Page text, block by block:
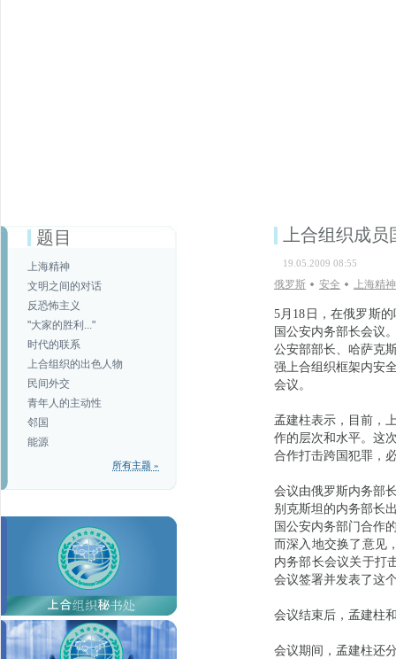
题目
上海精神
文明之间的对话
反恐怖主义
"大家的胜利..."
时代的联系
上合组织的出色人物
民间外交
青年人的主动性
邻国
能源
所有主题 »
上合组织成
19.05.2009 08:55
俄罗斯 安全 上海精神
5月18日，在俄罗斯
国公安内务部长会议
公安部部长、哈萨克
强上合组织框架内安
会议。
孟建柱表示，目前，
作的层次和水平。这
合作打击跨国犯罪，
会议由俄罗斯内务部
别克斯坦的内务部长
国公安内务部门合作
而深入地交换了意见
内务部长会议关于打
会议签署并发表了这
会议结束后，孟建柱
会议期间，孟建柱还